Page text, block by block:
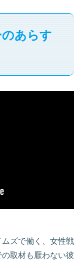
あらす
ズで働く、女性戦
取材も厭わない彼